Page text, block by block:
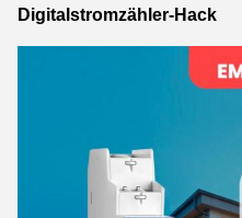
Digitalstromzähler-Hack